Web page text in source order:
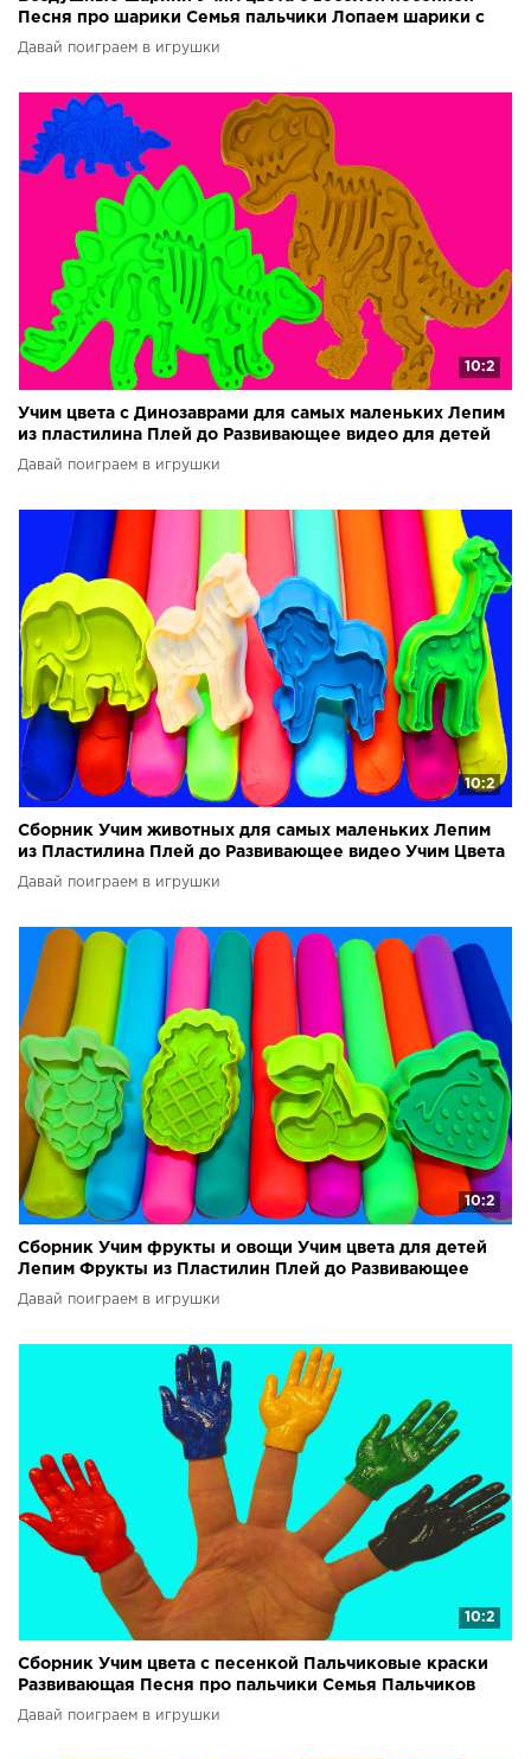
Песня про шарики Семья пальчики Лопаем шарики с
водой
Давай поиграем в игрушки
10:2
Учим цвета с Динозаврами для самых маленьких Лепим
из пластилина Плей до Развивающее видео для детей
Давай поиграем в игрушки
10:2
Сборник Учим животных для самых маленьких Лепим
из Пластилина Плей до Развивающее видео Учим Цвета
Давай поиграем в игрушки
10:2
Сборник Учим фрукты и овощи Учим цвета для детей
Лепим Фрукты из Пластилин Плей до Развивающее
видео
Давай поиграем в игрушки
10:2
Сборник Учим цвета с песенкой Пальчиковые краски
Развивающая Песня про пальчики Семья Пальчиков
Давай поиграем в игрушки